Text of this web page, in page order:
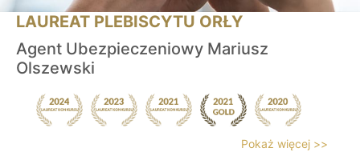
LAUREAT PLEBISCYTU ORŁY
Agent Ubezpieczeniowy Mariusz
Olszewski
Pokaż więcej >>